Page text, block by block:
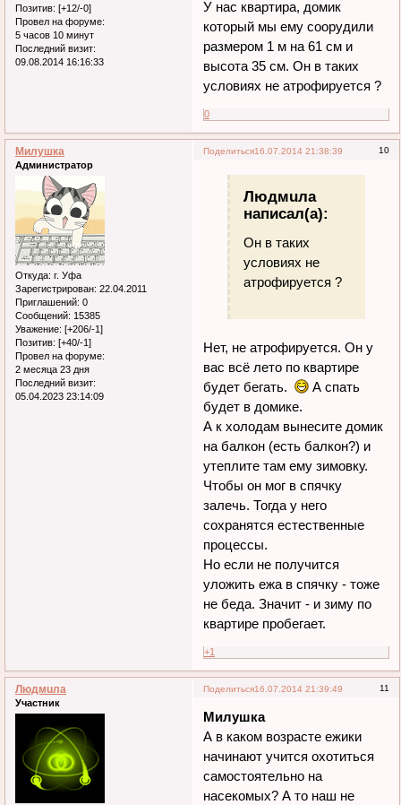
Позитив: [+12/-0]
Провел на форуме:
5 часов 10 минут
Последний визит:
09.08.2014 16:16:33
У нас квартира, домик
который мы ему соорудили
размером 1 м на 61 см и
высота 35 см. Он в таких
условиях не атрофируется ?
0
Поделиться 10
16.07.2014 21:38:39
Милушка
Администратор
Откуда: г. Уфа
Зарегистрирован: 22.04.2011
Приглашений: 0
Сообщений: 15385
Уважение: [+206/-1]
Позитив: [+40/-1]
Провел на форуме:
2 месяца 23 дня
Последний визит:
05.04.2023 23:14:09
Людмuла
написал(а):
Он в таких
условиях не
атрофируется ?
Нет, не атрофируется. Он у
вас всё лето по квартире
будет бегать.
А спать
будет в домике.
А к холодам вынесите домик
на балкон (есть балкон?) и
утеплите там ему зимовку.
Чтобы он мог в спячку
залечь. Тогда у него
сохранятся естественные
процессы.
Но если не получится
уложить ежа в спячку - тоже
не беда. Значит - и зиму по
квартире пробегает.
+1
Поделиться 11
16.07.2014 21:39:49
Людмuла
Участник
Милушка
А в каком возрасте ежики
начинают учится охотиться
самостоятельно на
насекомых? А то наш не